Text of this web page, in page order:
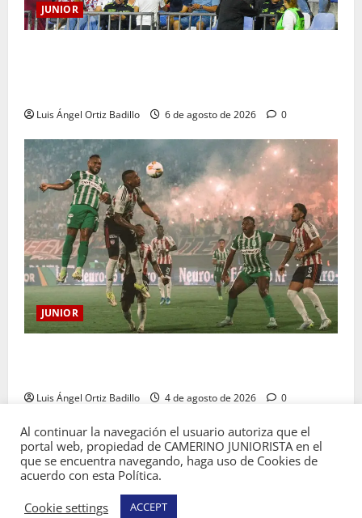
JUNIOR
Luis Ángel Ortiz Badillo 6 de agosto de 2026 0
JUNIOR
Luis Ángel Ortiz Badillo 4 de agosto de 2026 0
Copyright © Todos los derechos reservados
Al continuar la navegación el usuario autoriza que el
portal web, propiedad de CAMERINO JUNIORISTA en el
que se encuentra navegando, haga uso de Cookies de
acuerdo con esta Política.
Cookie settings
ACCEPT